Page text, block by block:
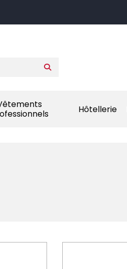
Hôtellerie